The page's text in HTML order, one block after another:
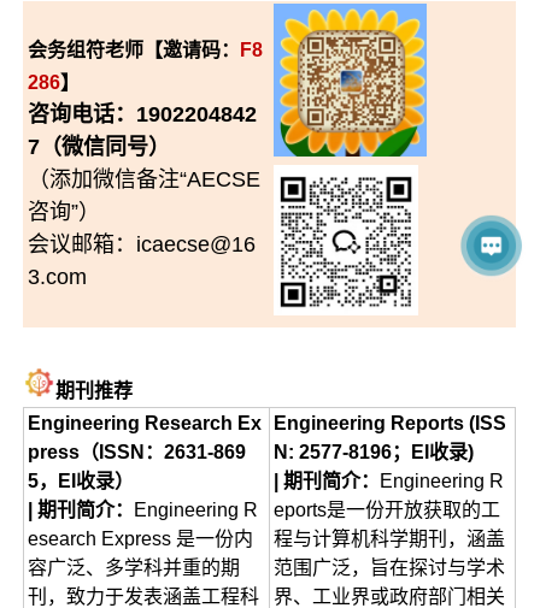
会务组符老师【邀请码：
F8
286】
咨询电话：1902204842
7（微信同号）
（添加微信备注“AECSE
咨询”）
会议邮箱：icaecse@16
3.com
期刊推荐
Engineering Research Ex
press（ISSN：2631-869
5，EI收录）
| 期刊简介：
Engineering R
esearch Express 是一份内
容广泛、多学科并重的期
刊，致力于发表涵盖工程科
Engineering Reports (ISS
N: 2577-8196；EI收录)
| 期刊简介：
Engineering R
eports是一份开放获取的工
程与计算机科学期刊，涵盖
范围广泛，旨在探讨与学术
界、工业界或政府部门相关